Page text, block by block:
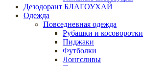
Дезодорант БЛАГОУХАЙ
Одежда
Повседневная одежда
Рубашки и косоворотки
Пиджаки
Футболки
Лонгсливы